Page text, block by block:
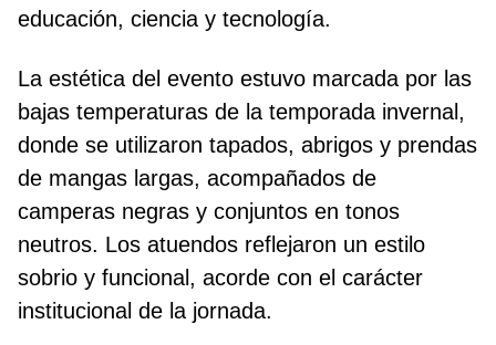
educación, ciencia y tecnología.
La estética del evento estuvo marcada por las
bajas temperaturas de la temporada invernal,
donde se utilizaron tapados, abrigos y prendas
de mangas largas, acompañados de
camperas negras y conjuntos en tonos
neutros. Los atuendos reflejaron un estilo
sobrio y funcional, acorde con el carácter
institucional de la jornada.